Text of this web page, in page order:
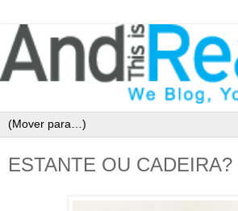
ESTANTE OU CADEIRA?